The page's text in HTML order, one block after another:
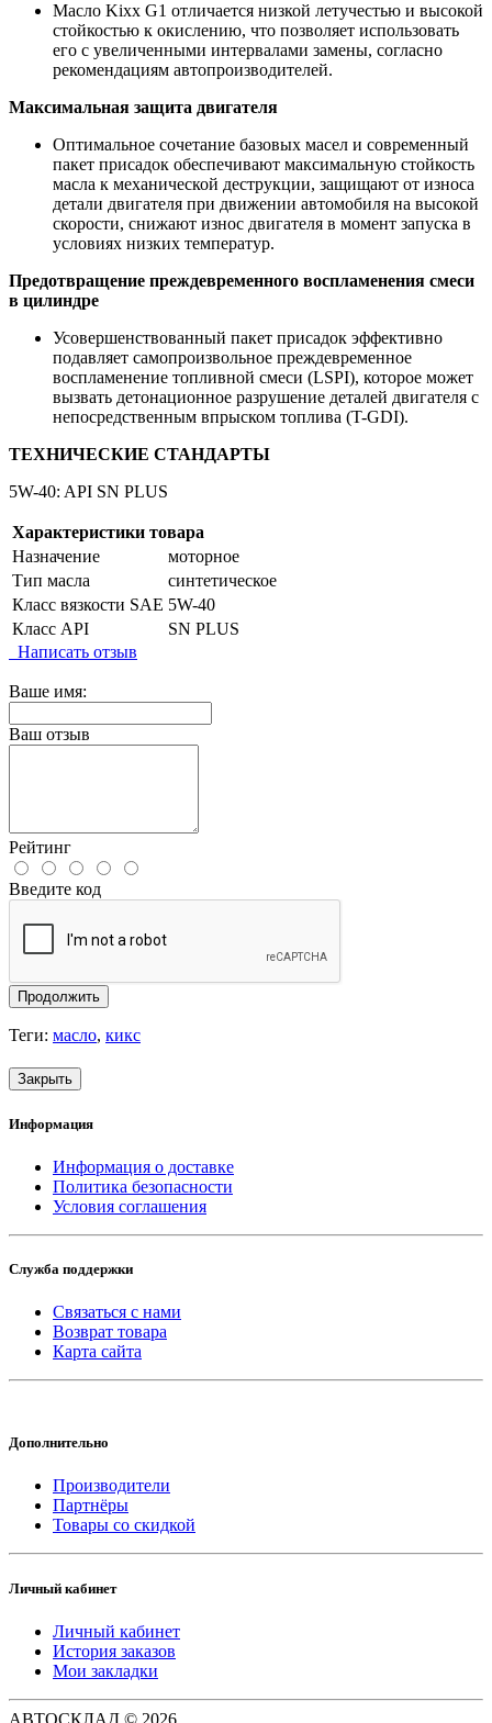
Масло Kixx G1 отличается низкой летучестью и высокой
стойкостью к окислению, что позволяет использовать
его с увеличенными интервалами замены, согласно
рекомендациям автопроизводителей.
Максимальная защита двигателя
Оптимальное сочетание базовых масел и современный
пакет присадок обеспечивают максимальную стойкость
масла к механической деструкции, защищают от износа
детали двигателя при движении автомобиля на высокой
скорости, снижают износ двигателя в момент запуска в
условиях низких температур.
Предотвращение преждевременного воспламенения смеси
в цилиндре
Усовершенствованный пакет присадок эффективно
подавляет самопроизвольное преждевременное
воспламенение топливной смеси (LSPI), которое может
вызвать детонационное разрушение деталей двигателя с
непосредственным впрыском топлива (T-GDI).
ТЕХНИЧЕСКИЕ СТАНДАРТЫ
5W-40: API SN PLUS
Характеристики товара
Назначение
моторное
Тип масла
синтетическое
Класс вязкости SAE 5W-40
Класс API
SN PLUS
Написать отзыв
Ваше имя:
Ваш отзыв
Рейтинг
Введите код
Продолжить
Теги: масло, кикс
Закрыть
Информация
Информация о доставке
Политика безопасности
Условия соглашения
Служба поддержки
Связаться с нами
Возврат товара
Карта сайта
Дополнительно
Производители
Партнёры
Товары со скидкой
Личный кабинет
Личный кабинет
История заказов
Мои закладки
АВТОСКЛАД © 2026